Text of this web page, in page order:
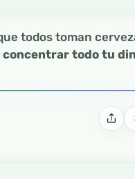
todos toman
todo tu